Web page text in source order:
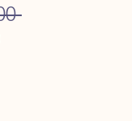
Standardpreis
Sale-